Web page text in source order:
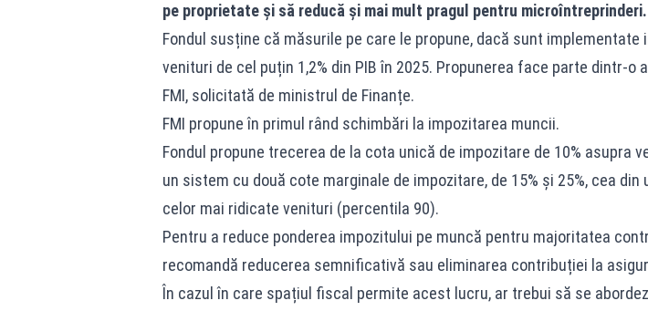
pe proprietate și să reducă și mai mult pragul pentru microîntreprinderi.
Fondul susține că măsurile pe care le propune, dacă sunt implementate
venituri de cel puțin 1,2% din PIB în 2025. Propunerea face parte dintr-o
FMI, solicitată de ministrul de Finanțe.
FMI propune în primul rând schimbări la impozitarea muncii.
Fondul propune trecerea de la cota unică de impozitare de 10% asupra
un sistem cu două cote marginale de impozitare, de 15% și 25%, cea
celor mai ridicate venituri (percentila 90).
Pentru a reduce ponderea impozitului pe muncă pentru majoritatea
recomandă reducerea semnificativă sau eliminarea contribuției la
În cazul în care spațiul fiscal permite acest lucru, ar trebui să se